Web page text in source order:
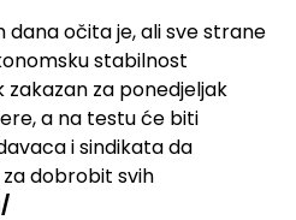
dana očita je, ali sve strane
stabilnost
zakazan za ponedjeljak
a na testu će biti
i sindikata da
dobrobit svih